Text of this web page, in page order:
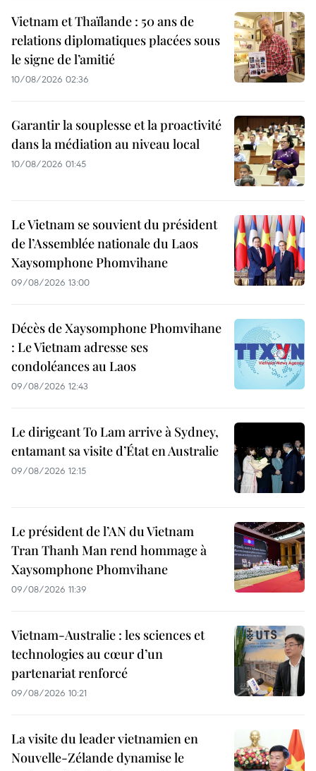
Vietnam et Thaïlande : 50 ans de
relations diplomatiques placées sous
le signe de l’amitié
10/08/2026 02:36
Garantir la souplesse et la proactivité
dans la médiation au niveau local
10/08/2026 01:45
Le Vietnam se souvient du président
de l’Assemblée nationale du Laos
Xaysomphone Phomvihane
09/08/2026 13:00
Décès de Xaysomphone Phomvihane
: Le Vietnam adresse ses
condoléances au Laos
09/08/2026 12:43
Le dirigeant To Lam arrive à Sydney,
entamant sa visite d’État en Australie
09/08/2026 12:15
Le président de l’AN du Vietnam
Tran Thanh Man rend hommage à
Xaysomphone Phomvihane
09/08/2026 11:39
Vietnam-Australie : les sciences et
technologies au cœur d’un
partenariat renforcé
09/08/2026 10:21
La visite du leader vietnamien en
Nouvelle-Zélande dynamise le